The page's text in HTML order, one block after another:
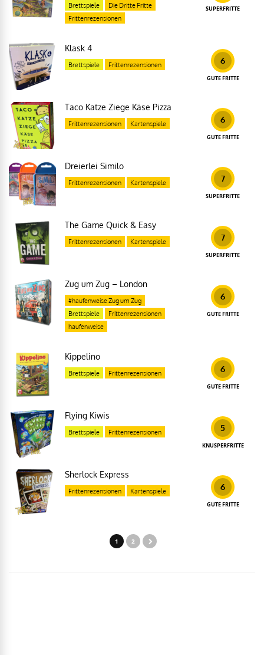
SUPERFRITTE
Brettspiele
Die Dritte Fritte
Frittenrezensionen
6
GUTE FRITTE
Klask 4
Brettspiele Frittenrezensionen
6
GUTE FRITTE
Taco Katze Ziege Käse Pizza
Frittenrezensionen Kartenspiele
7
SUPERFRITTE
Dreierlei Similo
Frittenrezensionen Kartenspiele
7
SUPERFRITTE
The Game Quick & Easy
Frittenrezensionen Kartenspiele
6
GUTE FRITTE
Zug um Zug – London
#haufenweise Zug um Zug
Brettspiele
Frittenrezensionen
haufenweise
6
GUTE FRITTE
Kippelino
Brettspiele Frittenrezensionen
5
KNUSPERFRITTE
Flying Kiwis
Brettspiele Frittenrezensionen
6
GUTE FRITTE
Sherlock Express
Frittenrezensionen Kartenspiele
1 2